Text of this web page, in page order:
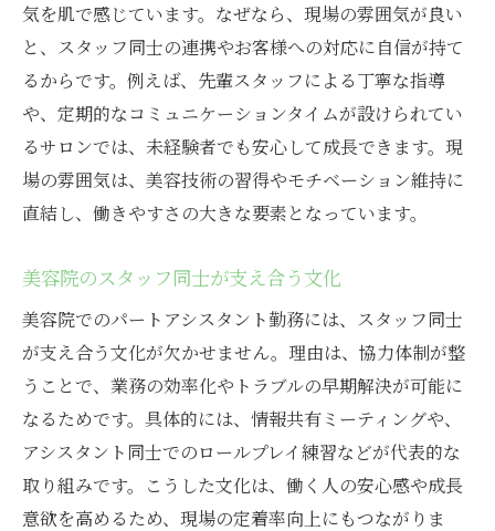
気を肌で感じています。なぜなら、現場の雰囲気が良い
と、スタッフ同士の連携やお客様への対応に自信が持て
るからです。例えば、先輩スタッフによる丁寧な指導
や、定期的なコミュニケーションタイムが設けられてい
るサロンでは、未経験者でも安心して成長できます。現
場の雰囲気は、美容技術の習得やモチベーション維持に
直結し、働きやすさの大きな要素となっています。
美容院のスタッフ同士が支え合う文化
美容院でのパートアシスタント勤務には、スタッフ同士
が支え合う文化が欠かせません。理由は、協力体制が整
うことで、業務の効率化やトラブルの早期解決が可能に
なるためです。具体的には、情報共有ミーティングや、
アシスタント同士でのロールプレイ練習などが代表的な
取り組みです。こうした文化は、働く人の安心感や成長
意欲を高めるため、現場の定着率向上にもつながりま